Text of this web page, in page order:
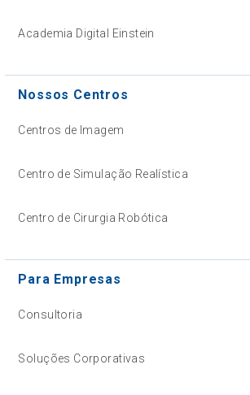
Academia Digital Einstein
Nossos Centros
Centros de Imagem
Centro de Simulação Realística
Centro de Cirurgia Robótica
Para Empresas
Consultoria
Soluções Corporativas